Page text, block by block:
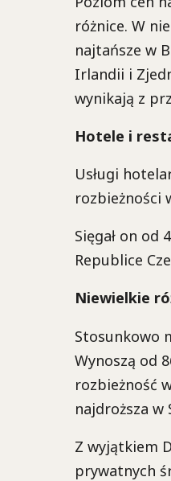
różnice. W
najtańsze w
Irlandii i
wynikają z
Hotele i
Usługi
rozbieżności
Sięgał on od
Republice
Niewielkie
Stosunkowo
Wynoszą od
rozbieżność
najdroższa w
Z wyjątkiem
prywatnych